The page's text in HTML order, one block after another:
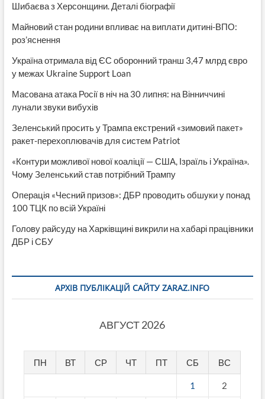
Шибаєва з Херсонщини. Деталі біографії
Майновий стан родини впливає на виплати дитині-ВПО:
роз’яснення
Україна отримала від ЄС оборонний транш 3,47 млрд євро
у межах Ukraine Support Loan
Масована атака Росії в ніч на 30 липня: на Вінниччині
лунали звуки вибухів
Зеленський просить у Трампа екстрений «зимовий пакет»
ракет-перехоплювачів для систем Patriot
«Контури можливої нової коаліції — США, Ізраїль і Україна».
Чому Зеленський став потрібний Трампу
Операція «Чесний призов»: ДБР проводить обшуки у понад
100 ТЦК по всій Україні
Голову райсуду на Харківщині викрили на хабарі працівники
ДБР і СБУ
АРХІВ ПУБЛІКАЦІЙ САЙТУ ZARAZ.INFO
АВГУСТ 2026
ПН ВТ СР ЧТ ПТ СБ ВС
1 2